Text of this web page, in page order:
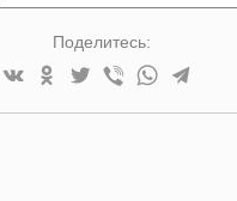
Поделитесь: